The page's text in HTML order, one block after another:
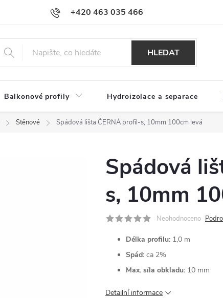
+420 463 035 466
HLEDAT
Balkonové profily Hydroizolace a separace
Stěnové Spádová lišta ČERNÁ profil-s, 10mm 100cm levá
Spádová
s, 10mm
Neohodnoceno
Délka profilu: 1,0 m
Spád: ca 2%
Max. síla obkladu: 10 mm
Detailní informace